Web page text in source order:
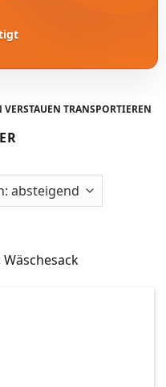
TRANSPORTIEREN